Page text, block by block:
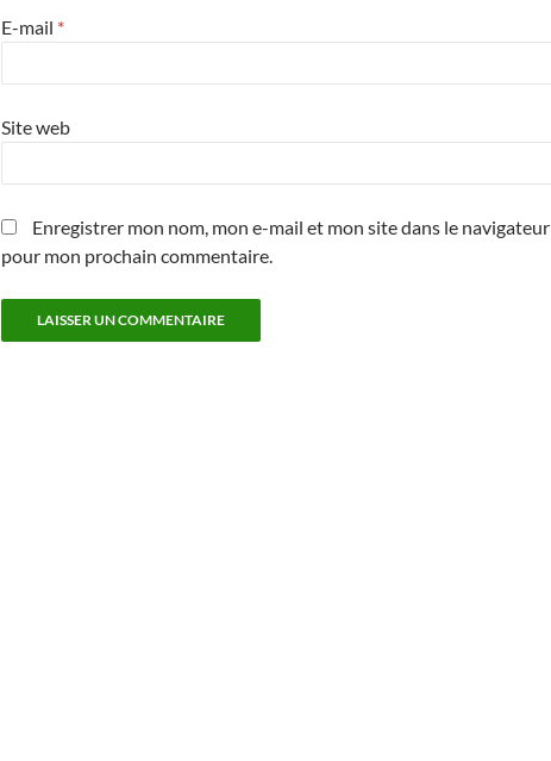
E-mail *
Site web
Enregistrer mon nom, mon e-mail et mon site dans le navigateur
pour mon prochain commentaire.